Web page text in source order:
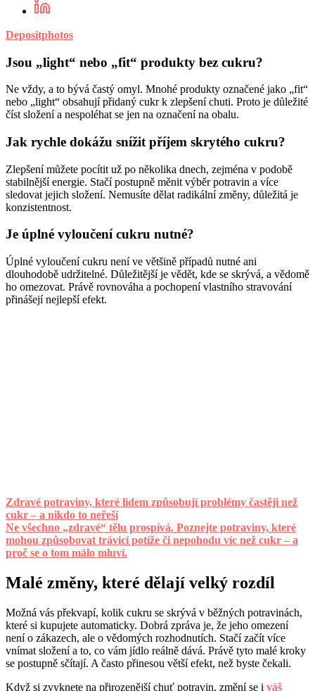
Depositphotos
Jsou „light“ nebo „fit“ produkty bez cukru?
Ne vždy, a to bývá častý omyl. Mnohé produkty označené jako „fit“
nebo „light“ obsahují přidaný cukr k zlepšení chuti. Proto je důležité
číst složení a nespoléhat se jen na označení na obalu.
Jak rychle dokážu snížit příjem skrytého cukru?
Zlepšení můžete pocítit už po několika dnech, zejména v podobě
stabilnější energie. Stačí postupně měnit výběr potravin a více
sledovat jejich složení. Nemusíte dělat radikální změny, důležitá je
konzistentnost.
Je úplné vyloučení cukru nutné?
Úplné vyloučení cukru není ve většině případů nutné ani
dlouhodobě udržitelné. Důležitější je vědět, kde se skrývá, a vědomě
ho omezovat. Právě rovnováha a pochopení vlastního stravování
přinášejí nejlepší efekt.
Zdravé potraviny, které lidem způsobují problémy častěji než
cukr – a nikdo to neřeší
Ne všechno „zdravé“ tělu prospívá. Poznejte potraviny, které
mohou způsobovat trávicí potíže či nepohodu víc než cukr – a
proč se o tom málo mluví.
Malé změny, které dělají velký rozdíl
Možná vás překvapí, kolik cukru se skrývá v běžných potravinách,
které si kupujete automaticky. Dobrá zpráva je, že jeho omezení
není o zákazech, ale o vědomých rozhodnutích. Stačí začít více
vnímat složení a to, co vám jídlo reálně dává. Právě tyto malé kroky
se postupně sčítají. A často přinesou větší efekt, než byste čekali.
Když si zvyknete na přirozenější chuť potravin, změní se i váš